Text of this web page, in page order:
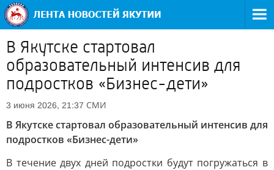
В Якутске стартовал
образовательный интенсив для
подростков «Бизнес-дети»
3 июня 2026, 21:37 СМИ
В Якутске стартовал образовательный интенсив для
подростков «Бизнес-дети»
В течение двух дней подростки будут погружаться в